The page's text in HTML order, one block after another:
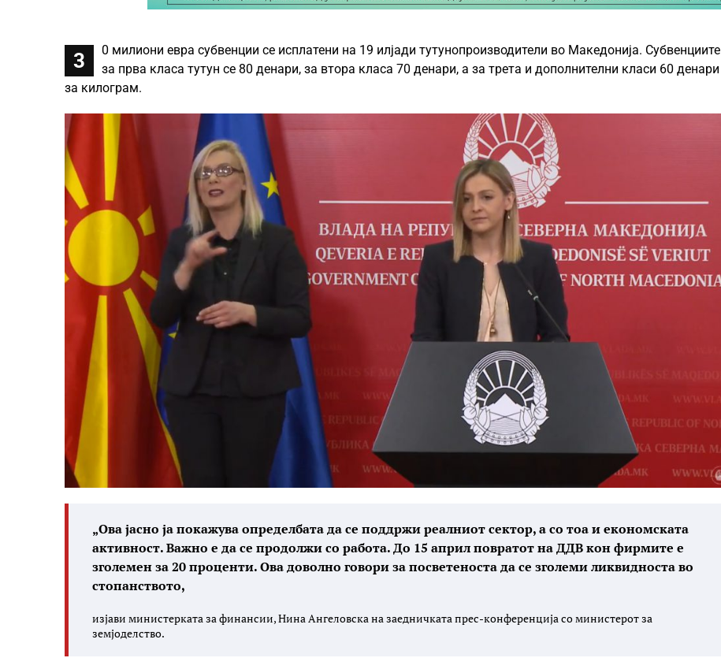
3
0 милиони евра субвенции се исплатени на 19 илјади тутунопроизводители во Македонија. Субвенциите
за прва класа тутун се 80 денари, за втора класа 70 денари, а за трета и дополнителни класи 60 денари
за килограм.
„Ова јасно ја покажува определбата да се поддржи реалниот сектор, а со тоа и економската
активност. Важно е да се продолжи со работа. До 15 април повратот на ДДВ кон фирмите е
зголемен за 20 проценти. Ова доволно говори за посветеноста да се зголеми ликвидноста во
стопанството,
изјави министерката за финансии, Нина Ангеловска на заедничката прес-конференција со министерот за
земјоделство.